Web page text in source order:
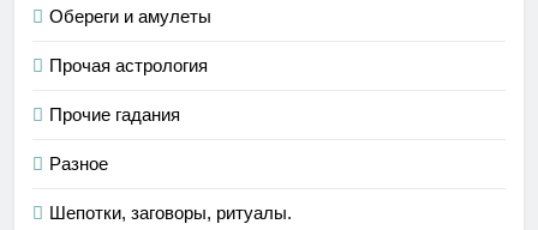
Обереги и амулеты
Прочая астрология
Прочие гадания
Разное
Шепотки, заговоры, ритуалы.